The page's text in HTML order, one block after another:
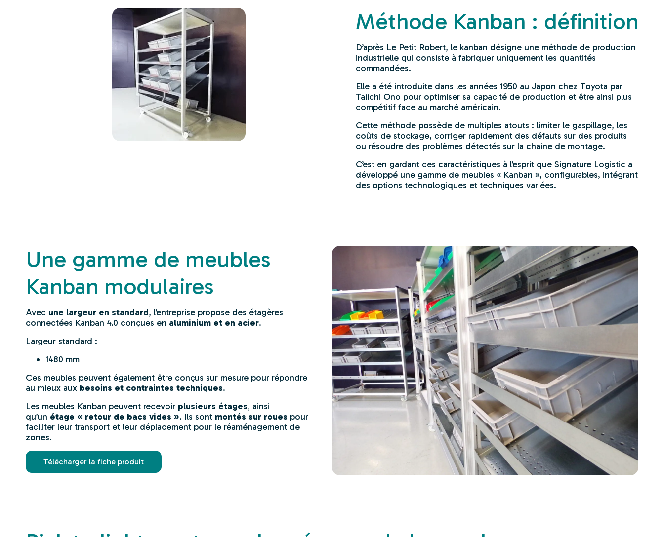
Méthode Kanban : définition
D’après Le Petit Robert, le kanban désigne une méthode de production
industrielle qui consiste à fabriquer uniquement les quantités
commandées.
Elle a été introduite dans les années 1950 au Japon chez Toyota par
Taiichi Ono pour optimiser sa capacité de production et être ainsi plus
compétitif face au marché américain.
Cette méthode possède de multiples atouts : limiter le gaspillage, les
coûts de stockage, corriger rapidement des défauts sur des produits
ou résoudre des problèmes détectés sur la chaine de montage.
C’est en gardant ces caractéristiques à l’esprit que Signature Logistic a
développé une gamme de meubles « Kanban », configurables, intégrant
des options technologiques et techniques variées.
Une gamme de meubles
Kanban modulaires
Avec une largeur en standard, l’entreprise propose des étagères
connectées Kanban 4.0 conçues en aluminium et en acier.
Largeur standard :
1480 mm
Ces meubles peuvent également être conçus sur mesure pour répondre
au mieux aux besoins et contraintes techniques.
Les meubles Kanban peuvent recevoir plusieurs étages, ainsi
qu’un étage « retour de bacs vides ». Ils sont montés sur roues pour
faciliter leur transport et leur déplacement pour le réaménagement de
zones.
Télécharger la fiche produit